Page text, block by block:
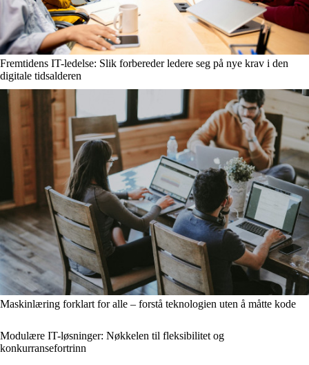
Fremtidens IT-ledelse: Slik forbereder ledere seg på nye krav i den
digitale tidsalderen
Maskinlæring forklart for alle – forstå teknologien uten å måtte kode
Modulære IT-løsninger: Nøkkelen til fleksibilitet og
konkurransefortrinn